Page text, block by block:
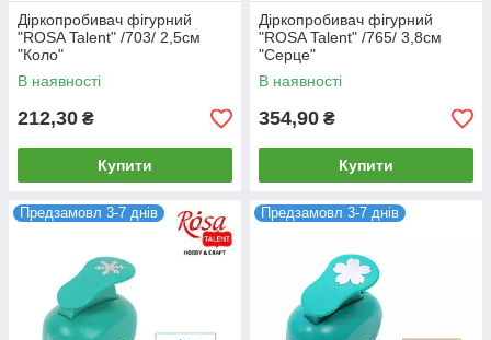
Діркопробивач фігурний
"ROSA Talent" /703/ 2,5см
"Коло"
В наявності
212,30 ₴
Купити
Діркопробивач фігурний
"ROSA Talent" /765/ 3,8см
"Серце"
В наявності
354,90 ₴
Купити
Предзамовл 3-7 днів Предзамовл 3-7 днів